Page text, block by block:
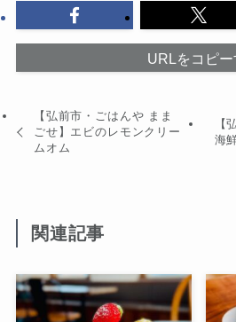
URLをコピー
【弘前市・ごはんや まま
ごせ】エビのレモンクリー
ムオム
【
海
関連記事